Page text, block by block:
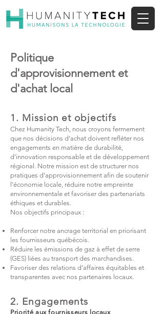
Politique
d'approvisionnement et
d'achat local
1. Mission et objectifs
Chez Humanity Tech, nous croyons fermement
que nos décisions d’achat doivent refléter nos
engagements en matière de durabilité,
d’innovation responsable et de développement
régional. Notre mission est de structurer nos
pratiques d’approvisionnement afin de soutenir
l’économie locale, réduire notre empreinte
environnementale et favoriser des partenariats
éthiques et durables.​
Nos objectifs principaux :
Renforcer notre ancrage territorial en priorisant
les fournisseurs québécois.
Réduire les émissions de gaz à effet de serre
(GES) liées au transport des marchandises.
Favoriser des relations d’affaires équitables et
transparentes avec nos partenaires locaux.​
2. Engagements
Priorité aux fournisseurs locaux